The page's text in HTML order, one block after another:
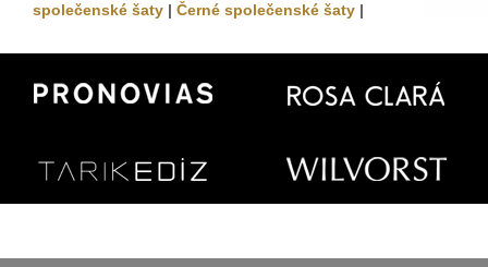
společenské šaty | Černé společenské šaty |